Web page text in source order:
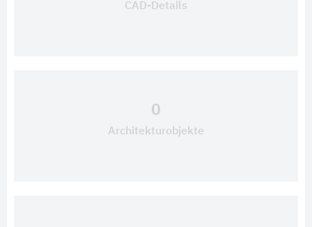
CAD-Details
0
Architekturobjekte